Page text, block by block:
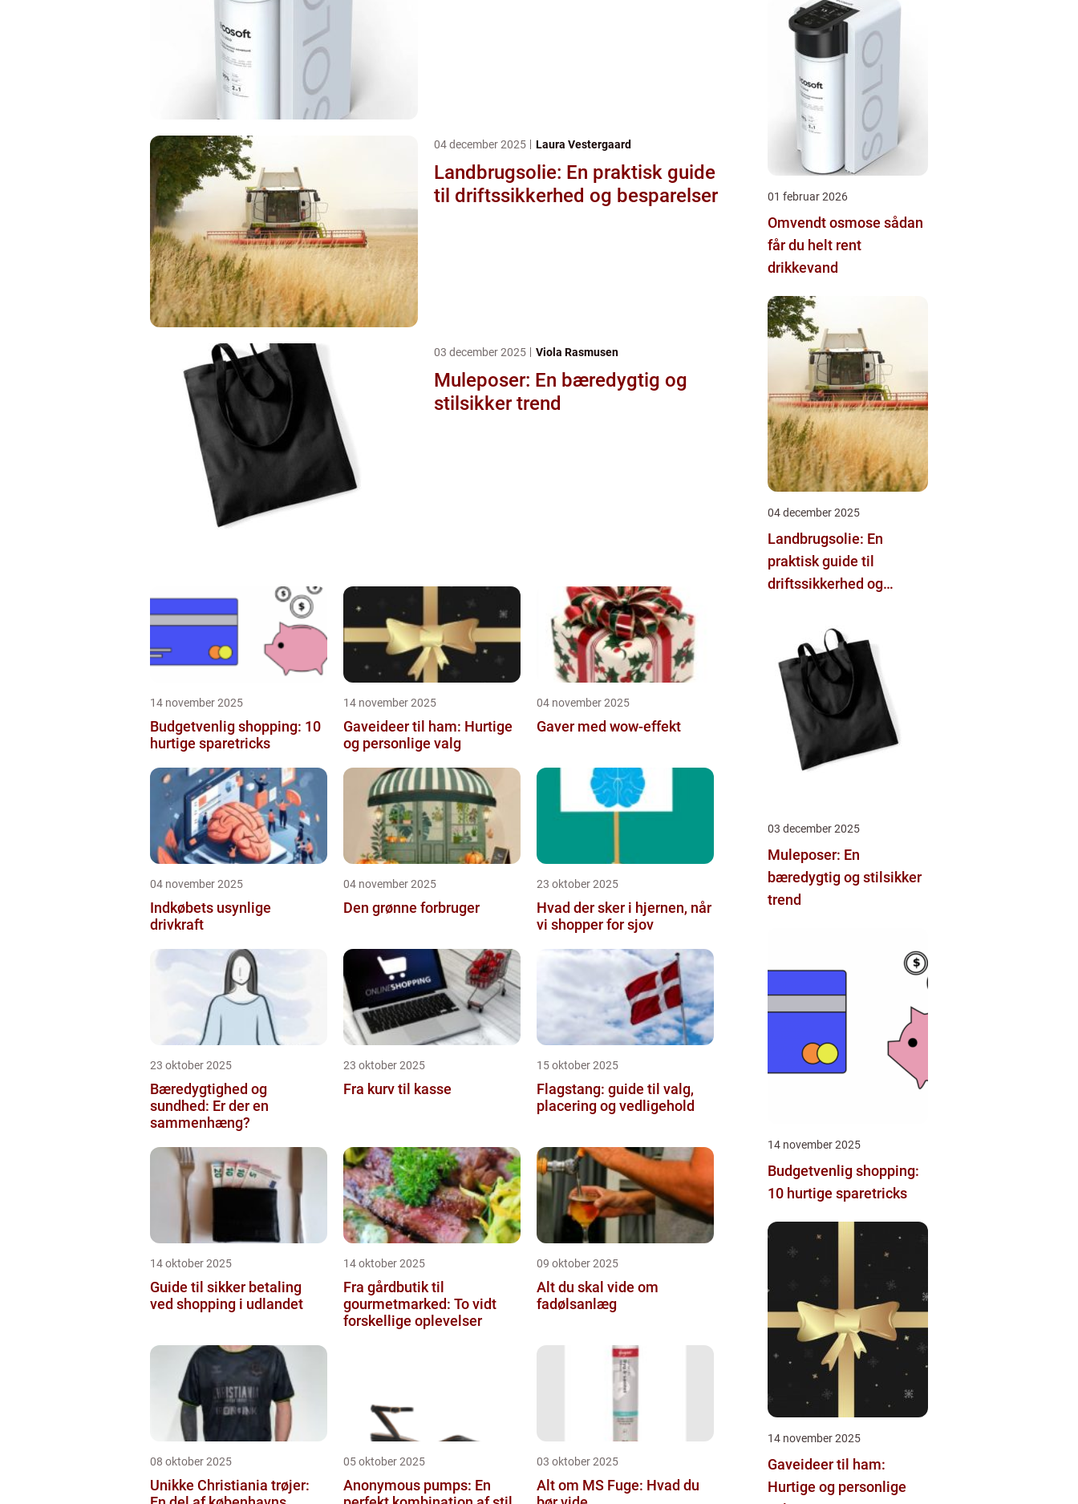
04 december 2025 Laura Vestergaard
Landbrugsolie: En praktisk guide
til driftssikkerhed og besparelser
03 december 2025 Viola Rasmusen
Muleposer: En bæredygtig og
stilsikker trend
14 november 2025
Budgetvenlig shopping: 10
hurtige sparetricks
14 november 2025
Gaveideer til ham: Hurtige
og personlige valg
04 november 2025
Gaver med wow-effekt
04 november 2025
Indkøbets usynlige
drivkraft
04 november 2025
Den grønne forbruger
23 oktober 2025
Hvad der sker i hjernen, når
vi shopper for sjov
23 oktober 2025
Bæredygtighed og
sundhed: Er der en
sammenhæng?
23 oktober 2025
Fra kurv til kasse
15 oktober 2025
Flagstang: guide til valg,
placering og vedligehold
14 oktober 2025
Guide til sikker betaling
ved shopping i udlandet
14 oktober 2025
Fra gårdbutik til
gourmetmarked: To vidt
forskellige oplevelser
09 oktober 2025
Alt du skal vide om
fadølsanlæg
08 oktober 2025
Unikke Christiania trøjer:
05 oktober 2025
Anonymous pumps: En
03 oktober 2025
Alt om MS Fuge: Hvad du
01 februar 2026
Omvendt osmose sådan
får du helt rent
drikkevand
04 december 2025
Landbrugsolie: En
praktisk guide til
driftssikkerhed og
03 december 2025
Muleposer: En
bæredygtig og stilsikker
trend
14 november 2025
Budgetvenlig shopping:
10 hurtige sparetricks
14 november 2025
Gaveideer til ham:
Hurtige og personlige